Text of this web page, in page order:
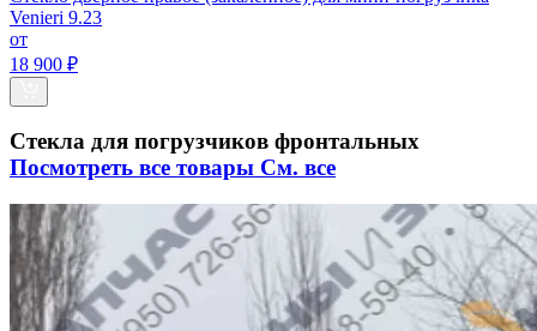
Venieri 9.23
от
18 900 ₽
Стекла для погрузчиков фронтальных
Посмотреть все товары См. все